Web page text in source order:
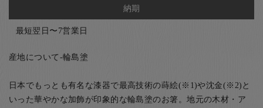
納期
最短翌日〜7営業日
産地について-輪島塗
日本でもっとも有名な漆器で最高技術の蒔絵(※1)や沈金(※2)と
いった華やかな加飾が印象的な輪島塗のお箸。地元の木材・ア